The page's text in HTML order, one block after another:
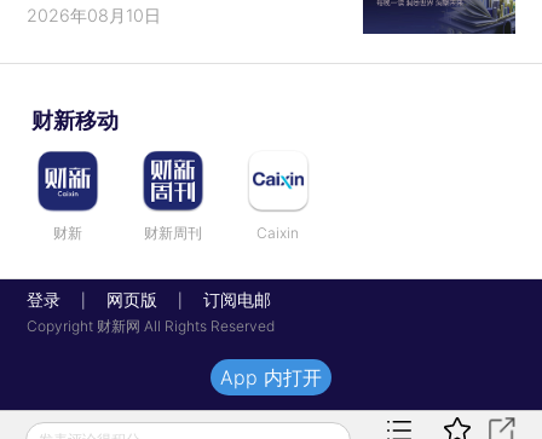
2026年08月10日
财新移动
财新 财新周刊 Caixin
登录 网页版 订阅电邮
Copyright 财新网 All Rights Reserved
App 内打开